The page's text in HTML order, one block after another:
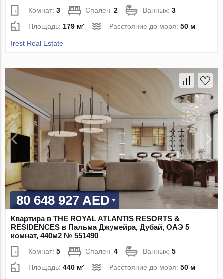
Комнат:3 Спален:2 Ванных:3
Площадь: 179 м² Расстояние до моря:50 м
Irest Real Estate
80 648 927 AED
Квартира в THE ROYAL ATLANTIS RESORTS &
RESIDENCES в Пальма Джумейра, Дубай, ОАЭ 5
комнат, 440м2 № 551490
Комнат:5 Спален:4 Ванных:5
Площадь:440 м² Расстояние до моря:50 м